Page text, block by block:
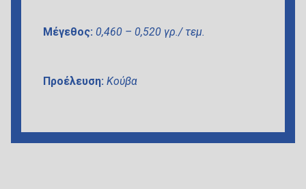
Μέγεθος: 0,460 – 0,520 γρ./ τεμ.
Προέλευση: Κούβα